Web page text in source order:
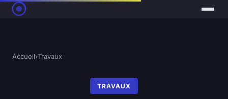
Accueil›Travaux
TRAVAUX